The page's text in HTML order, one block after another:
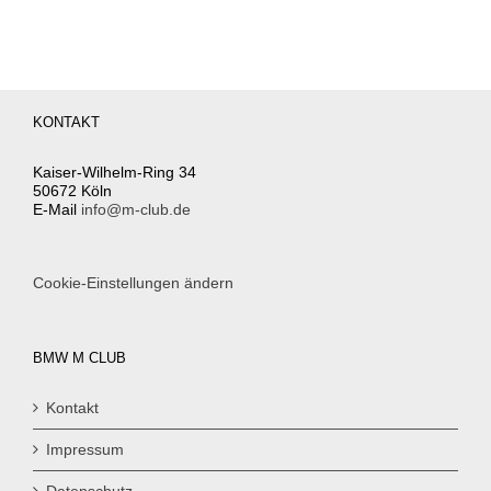
KONTAKT
Kaiser-Wilhelm-Ring 34
50672 Köln
E-Mail info@m-club.de
Cookie-Einstellungen ändern
BMW M CLUB
Kontakt
Impressum